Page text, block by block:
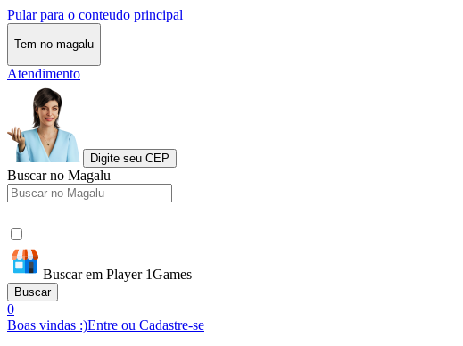
Pular para o conteudo principal
Tem no magalu
Atendimento
Digite seu CEP
Buscar no Magalu
Buscar em Player 1Games
Buscar
0
Boas vindas :)Entre ou Cadastre-se